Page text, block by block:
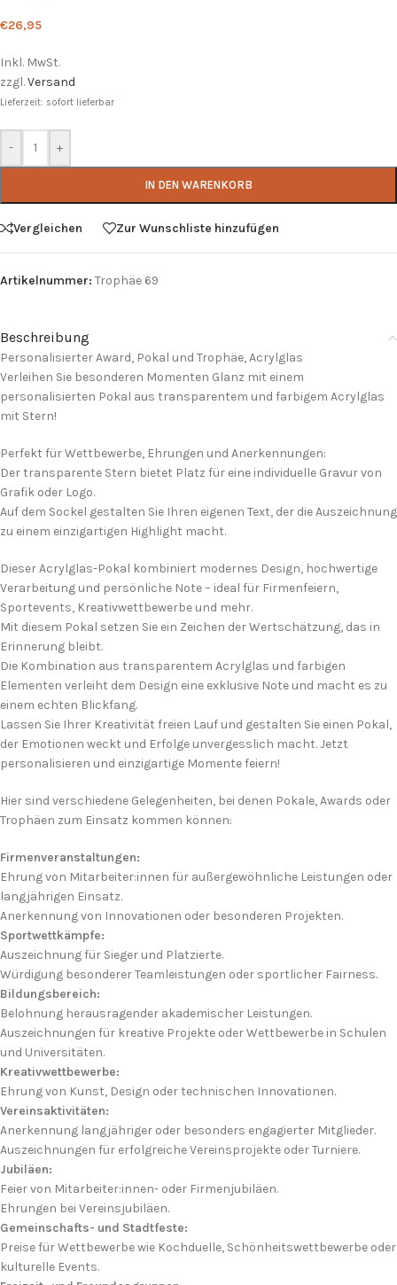
€26,95
Inkl. MwSt.
zzgl.Versand
Lieferzeit: sofort lieferbar
- +
IN DEN WARENKORB
Vergleichen Zur Wunschliste hinzufügen
Artikelnummer: Trophäe 69
Beschreibung
Personalisierter Award, Pokal und Trophäe, Acrylglas
Verleihen Sie besonderen Momenten Glanz mit einem
personalisierten Pokal aus transparentem und farbigem Acrylglas
mit Stern!
Perfekt für Wettbewerbe, Ehrungen und Anerkennungen:
Der transparente Stern bietet Platz für eine individuelle Gravur von
Grafik oder Logo.
Auf dem Sockel gestalten Sie Ihren eigenen Text, der die Auszeichnung
zu einem einzigartigen Highlight macht.
Dieser Acrylglas-Pokal kombiniert modernes Design, hochwertige
Verarbeitung und persönliche Note – ideal für Firmenfeiern,
Sportevents, Kreativwettbewerbe und mehr.
Mit diesem Pokal setzen Sie ein Zeichen der Wertschätzung, das in
Erinnerung bleibt.
Die Kombination aus transparentem Acrylglas und farbigen
Elementen verleiht dem Design eine exklusive Note und macht es zu
einem echten Blickfang.
Lassen Sie Ihrer Kreativität freien Lauf und gestalten Sie einen Pokal,
der Emotionen weckt und Erfolge unvergesslich macht. Jetzt
personalisieren und einzigartige Momente feiern!
Hier sind verschiedene Gelegenheiten, bei denen Pokale, Awards oder
Trophäen zum Einsatz kommen können:
Firmenveranstaltungen:
Ehrung von Mitarbeiter:innen für außergewöhnliche Leistungen oder
langjährigen Einsatz.
Anerkennung von Innovationen oder besonderen Projekten.
Sportwettkämpfe:
Auszeichnung für Sieger und Platzierte.
Würdigung besonderer Teamleistungen oder sportlicher Fairness.
Bildungsbereich:
Belohnung herausragender akademischer Leistungen.
Auszeichnungen für kreative Projekte oder Wettbewerbe in Schulen
und Universitäten.
Kreativwettbewerbe:
Ehrung von Kunst, Design oder technischen Innovationen.
Vereinsaktivitäten:
Anerkennung langjähriger oder besonders engagierter Mitglieder.
Auszeichnungen für erfolgreiche Vereinsprojekte oder Turniere.
Jubiläen:
Feier von Mitarbeiter:innen- oder Firmenjubiläen.
Ehrungen bei Vereinsjubiläen.
Gemeinschafts- und Stadtfeste:
Preise für Wettbewerbe wie Kochduelle, Schönheitswettbewerbe oder
kulturelle Events.